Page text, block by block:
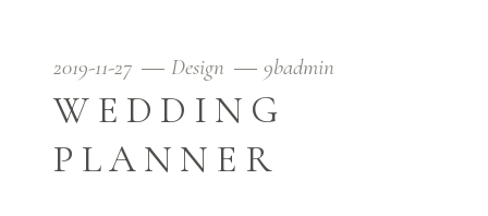
2019-11-27 Design 9badmin
WEDDING
PLANNER